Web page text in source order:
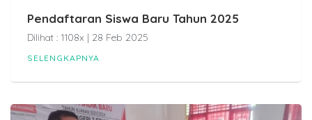
Pendaftaran Siswa Baru Tahun 2025
Dilihat : 1108x | 28 Feb 2025
SELENGKAPNYA